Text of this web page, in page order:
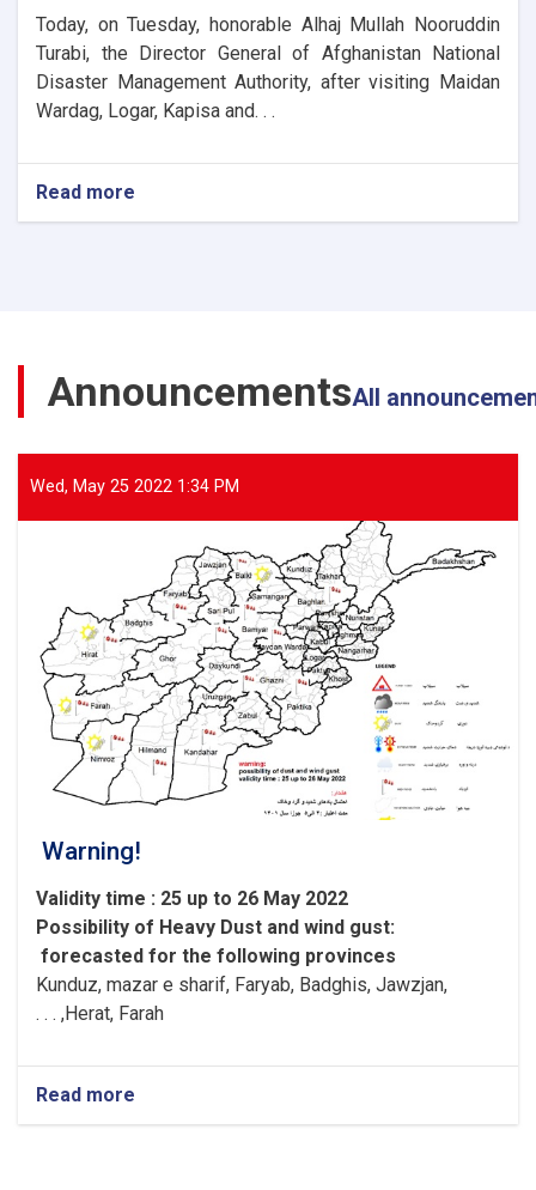
Today, on Tuesday, honorable Alhaj Mullah Nooruddin
Turabi, the Director General of Afghanistan National
Disaster Management Authority, after visiting Maidan
Wardag, Logar, Kapisa and. . .
Read more
Flood-
Affected
of
Parwan
AnnouncementsAll
Wed, May 25 2022 1:34 PM
Warning!
Validity time : 25 up to 26 May 2022
:
Possibility of Heavy Dust and wind gust
forecasted for the following provinces
Kunduz, mazar e sharif, Faryab, Badghis, Jawzjan,
Herat, Farah, . . .
Read more